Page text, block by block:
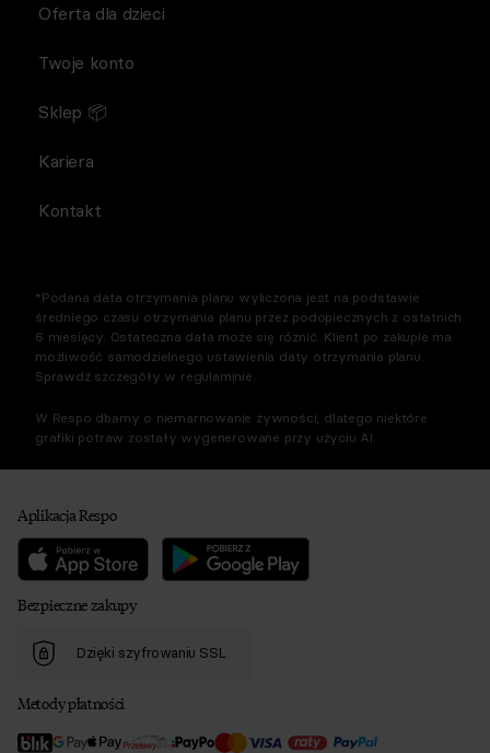
Oferta dla dzieci
Twoje konto
Sklep 📦
Kariera
Kontakt
*Podana data otrzymania planu wyliczona jest na podstawie
średniego czasu otrzymania planu przez podopiecznych z ostatnich
6 miesięcy. Ostateczna data może się różnić. Klient po zakupie ma
możliwość samodzielnego ustawienia daty otrzymania planu.
Sprawdź szczegóły w regulaminie.
W Respo dbamy o niemarnowanie żywności, dlatego niektóre
grafiki potraw zostały wygenerowane przy użyciu AI.
Aplikacja Respo
Bezpieczne zakupy
Dzięki szyfrowaniu SSL
Metody płatności